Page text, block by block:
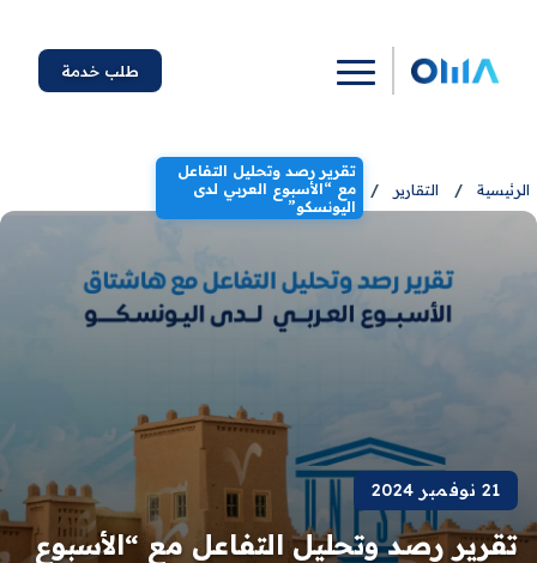
طلب خدمة
الرئيسية / التقارير /
تقرير رصد وتحليل التفاعل
مع “الأسبوع العربي لدى
اليونسكو”
21 نوفمبر 2024
تقرير رصد وتحليل التفاعل مع “الأسبوع